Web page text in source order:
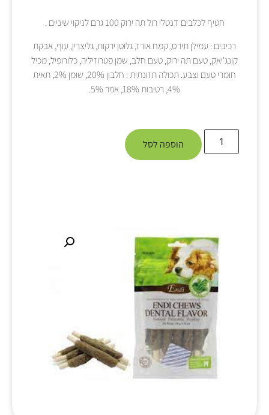
חטיף לכלבים דנטלי רול תה ירוק 100 גרם לניקוי שיניים .
רכיבים : עמילן תירס, קמח אורז, גלוטן ירקות, גליצרין, עוף, אבקת
קונג'יאק, טעם תה ירוק, טעם חלב, שמן פטרוזיליה, כלורופיל, מכיל
חומרי טעם וצבע. תכולה תזונתית : חלבון 20%, שומן 2%, תאית
4%, רטיבות 18%, אפר 5%.
הוספה לסל